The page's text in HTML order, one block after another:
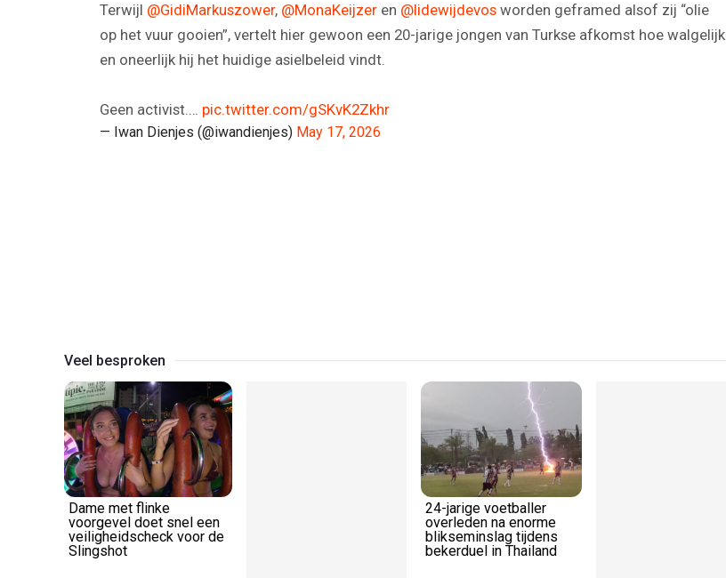
Terwijl @GidiMarkuszower, @MonaKeijzer en @lidewijdevos worden geframed alsof zij “olie
op het vuur gooien”, vertelt hier gewoon een 20-jarige jongen van Turkse afkomst hoe walgelijk
en oneerlijk hij het huidige asielbeleid vindt.
Geen activist.… pic.twitter.com/gSKvK2Zkhr
— Iwan Dienjes (@iwandienjes) May 17, 2026
Veel besproken
Dame met flinke
voorgevel doet snel een
veiligheidscheck voor de
Slingshot
24-jarige voetballer
overleden na enorme
blikseminslag tijdens
bekerduel in Thailand